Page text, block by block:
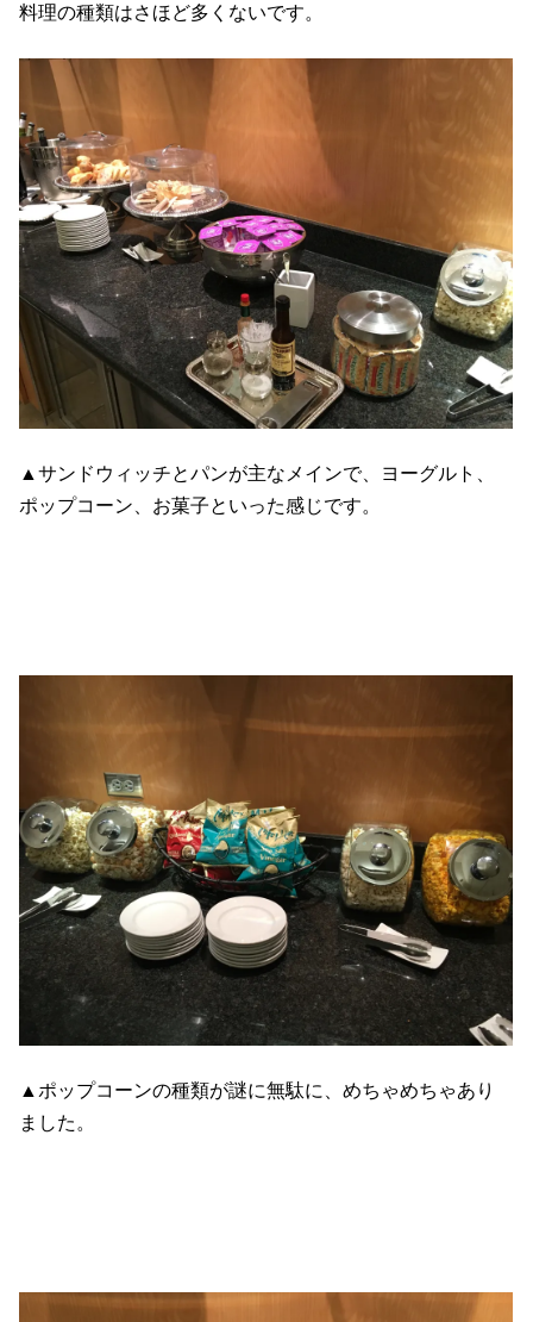
料理の種類はさほど多くないです。
▲サンドウィッチとパンが主なメインで、ヨーグルト、
ポップコーン、お菓子といった感じです。
▲ポップコーンの種類が謎に無駄に、めちゃめちゃあり
ました。